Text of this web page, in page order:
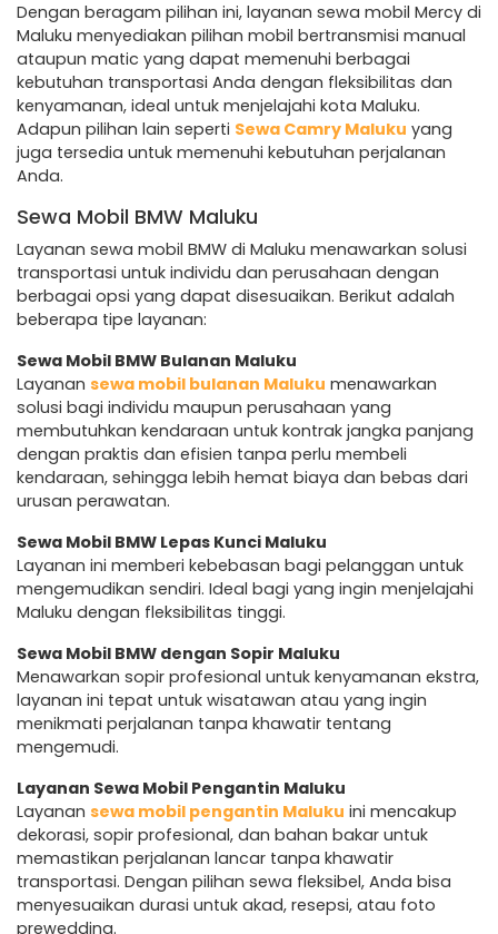
Dengan beragam pilihan ini, layanan sewa mobil Mercy di
Maluku menyediakan pilihan mobil bertransmisi manual
ataupun matic yang dapat memenuhi berbagai
kebutuhan transportasi Anda dengan fleksibilitas dan
kenyamanan, ideal untuk menjelajahi kota Maluku.
Adapun pilihan lain seperti Sewa Camry Maluku yang
juga tersedia untuk memenuhi kebutuhan perjalanan
Anda.
Sewa Mobil BMW Maluku
Layanan sewa mobil BMW di Maluku menawarkan solusi
transportasi untuk individu dan perusahaan dengan
berbagai opsi yang dapat disesuaikan. Berikut adalah
beberapa tipe layanan:
Sewa Mobil BMW Bulanan Maluku
Layanan sewa mobil bulanan Maluku menawarkan
solusi bagi individu maupun perusahaan yang
membutuhkan kendaraan untuk kontrak jangka panjang
dengan praktis dan efisien tanpa perlu membeli
kendaraan, sehingga lebih hemat biaya dan bebas dari
urusan perawatan.
Sewa Mobil BMW Lepas Kunci Maluku
Layanan ini memberi kebebasan bagi pelanggan untuk
mengemudikan sendiri. Ideal bagi yang ingin menjelajahi
Maluku dengan fleksibilitas tinggi.
Sewa Mobil BMW dengan Sopir Maluku
Menawarkan sopir profesional untuk kenyamanan ekstra,
layanan ini tepat untuk wisatawan atau yang ingin
menikmati perjalanan tanpa khawatir tentang
mengemudi.
Layanan Sewa Mobil Pengantin Maluku
Layanan sewa mobil pengantin Maluku ini mencakup
dekorasi, sopir profesional, dan bahan bakar untuk
memastikan perjalanan lancar tanpa khawatir
transportasi. Dengan pilihan sewa fleksibel, Anda bisa
menyesuaikan durasi untuk akad, resepsi, atau foto
prewedding.